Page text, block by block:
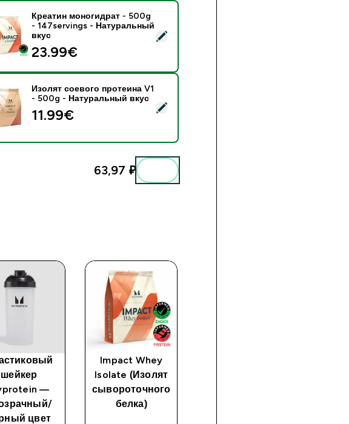
моногидрат - 500g - 147servings - Натуральный вкус
Креатин моногидрат - 500g
- 147servings - Натуральный
вкус
23.99€‎
соевого протеина V1 - 500g - Натуральный вкус
Изолят соевого протеина V1
- 500g - Натуральный вкус
11.99€‎
63,97 ₽‎
шейкер
—
цвет
Impact Whey
Isolate (Изолят
сывороточного
белка)